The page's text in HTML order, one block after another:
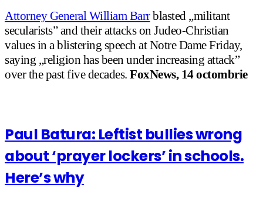
Attorney General William Barrblasted „militant
secularists” and their attacks on Judeo-Christian
values in a blistering speech at Notre Dame Friday,
saying „religion has been under increasing attack”
over the past five decades. FoxNews, 14 octombrie
Paul Batura: Leftist bullies wrong
about ‘prayer lockers’ in schools.
Here’s why